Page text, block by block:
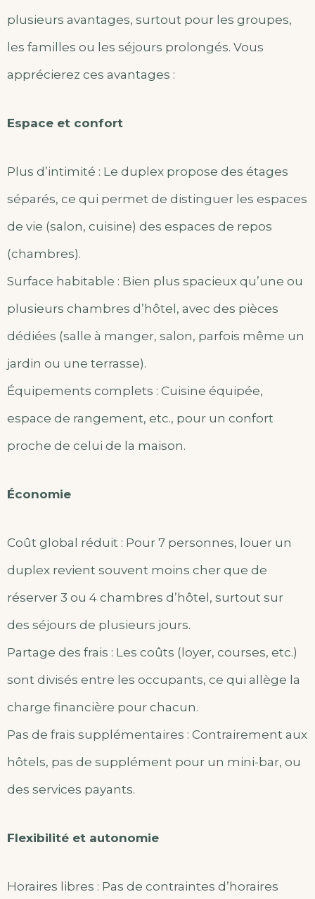
plusieurs avantages, surtout pour les groupes,
les familles ou les séjours prolongés. Vous
apprécierez ces avantages :
Espace et confort
Plus d’intimité : Le duplex propose des étages
séparés, ce qui permet de distinguer les espaces
de vie (salon, cuisine) des espaces de repos
(chambres).
Surface habitable : Bien plus spacieux qu’une ou
plusieurs chambres d’hôtel, avec des pièces
dédiées (salle à manger, salon, parfois même un
jardin ou une terrasse).
Équipements complets : Cuisine équipée,
espace de rangement, etc., pour un confort
proche de celui de la maison.
Économie
Coût global réduit : Pour 7 personnes, louer un
duplex revient souvent moins cher que de
réserver 3 ou 4 chambres d’hôtel, surtout sur
des séjours de plusieurs jours.
Partage des frais : Les coûts (loyer, courses, etc.)
sont divisés entre les occupants, ce qui allège la
charge financière pour chacun.
Pas de frais supplémentaires : Contrairement aux
hôtels, pas de supplément pour un mini-bar, ou
des services payants.
Flexibilité et autonomie
Horaires libres : Pas de contraintes d’horaires